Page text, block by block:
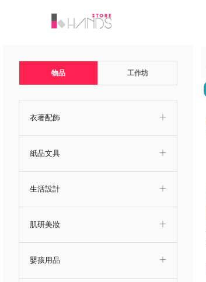
物品 工作坊
衣著配飾
紙品文具
生活設計
肌研美妝
嬰孩用品